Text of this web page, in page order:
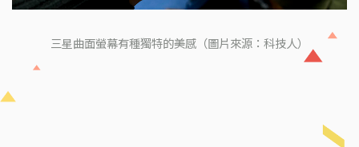
三星曲面螢幕有種獨特的美感（圖片來源：科技人）